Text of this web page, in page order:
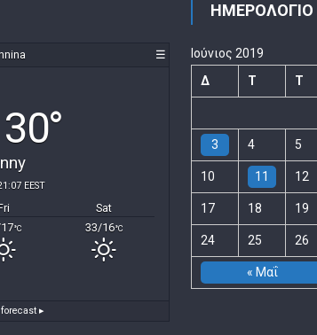
☰
30°
EEST
Sat
°C 33/16°C
▸
ΗΜΕΡΟΛΟΓΙΟ
Ιούνιος 2019
Δ
Τ Τ
« Μαΐ
3 4 5
10 11 12
17 18 19
24 25 26